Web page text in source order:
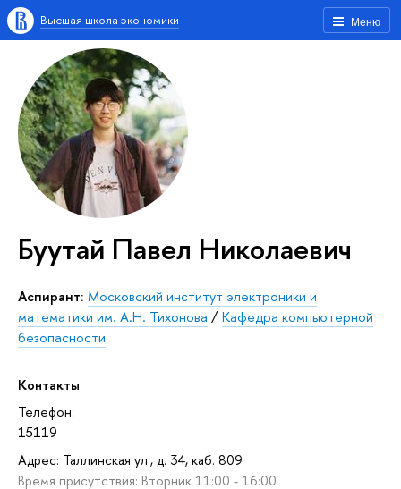
Меню
Высшая школа экономики
Буутай Павел Николаевич
Аспирант: Московский институт электроники и
математики им. А.Н. Тихонова /Кафедра компьютерной
безопасности
Контакты
Телефон:
15119
Адрес: Таллинская ул., д. 34, каб. 809
Время присутствия: Вторник 11:00 - 16:00